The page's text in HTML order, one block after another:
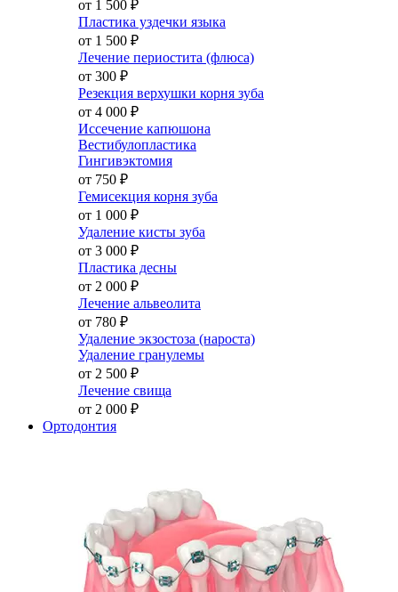
от 1 500 ₽
Пластика уздечки языка
от 1 500 ₽
Лечение периостита (флюса)
от 300 ₽
Резекция верхушки корня зуба
от 4 000 ₽
Иссечение капюшона
Вестибулопластика
Гингивэктомия
от 750 ₽
Гемисекция корня зуба
от 1 000 ₽
Удаление кисты зуба
от 3 000 ₽
Пластика десны
от 2 000 ₽
Лечение альвеолита
от 780 ₽
Удаление экзостоза (нароста)
Удаление гранулемы
от 2 500 ₽
Лечение свища
от 2 000 ₽
Ортодонтия